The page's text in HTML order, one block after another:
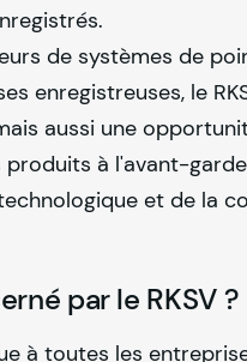
de systèmes de
enregistreuses, le
aussi une
à l'avant-
et de la
par le RKSV ?
à toutes les